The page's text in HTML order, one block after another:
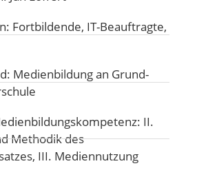
Fortbildende, IT-Beauftragte,
Medienbildung an Grund-
II.
Methodik des
, III. Mediennutzung